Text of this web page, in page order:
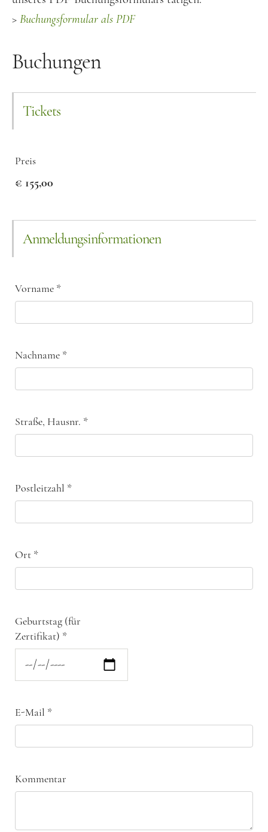
> Buchungsformular als PDF
Buchungen
Tickets
Preis
€ 155,00
Anmeldungsinformationen
Vorname *
Nachname *
Straße, Hausnr. *
Postleitzahl *
Ort *
Geburtstag (für
Zertifikat) *
E-Mail *
Kommentar